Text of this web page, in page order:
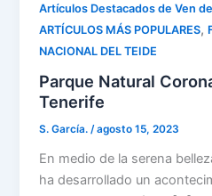
Artículos Destacados de Ven
ARTÍCULOS MÁS POPULARES,
NACIONAL DEL TEIDE
Parque Natural
Tenerife
S. García./agosto 15, 2023
En medio de la serena
ha desarrollado un